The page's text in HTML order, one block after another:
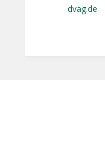
dvag.de